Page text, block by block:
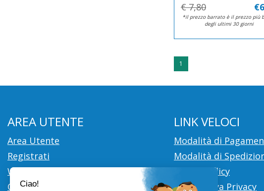
€ 7,80
*il prezzo barrato è il prezzo più
degli ultimi 30 giorni
1
AREA UTENTE
Area Utente
Registrati
Wishlist
Contatti
LINK VELOCI
Modalità di
Modalità di
Cookie Policy
Informativa Privacy